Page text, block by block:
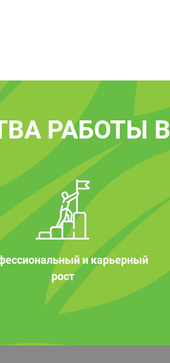
РАБОТЫ В
и карьерный
рост